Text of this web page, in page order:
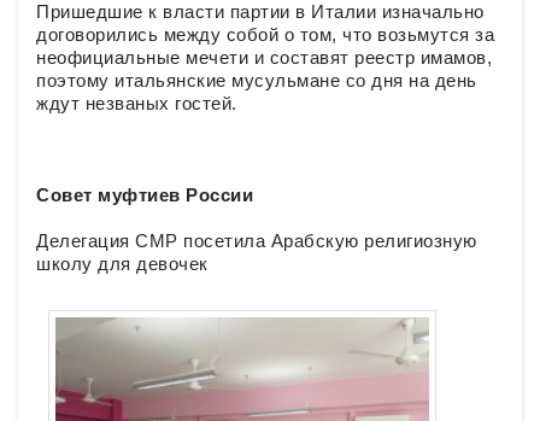
Пришедшие к власти партии в Италии изначально
договорились между собой о том, что возьмутся за
неофициальные мечети и составят реестр имамов,
поэтому итальянские мусульмане со дня на день
ждут незваных гостей.
Совет муфтиев России
Делегация СМР посетила Арабскую религиозную
школу для девочек